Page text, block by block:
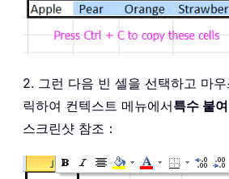
2. 그런 다음 빈 셀을 선택하고 마
릭하여 컨텍스트 메뉴에서특수 붙
스크린샷 참조：